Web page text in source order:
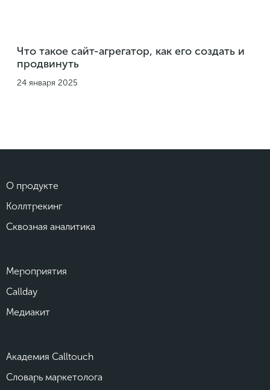
Что такое сайт-агрегатор, как его создать и
продвинуть
24 января 2025
О продукте
Коллтрекинг
Сквозная аналитика
Мероприятия
Callday
Медиакит
Академия Calltouch
Словарь маркетолога